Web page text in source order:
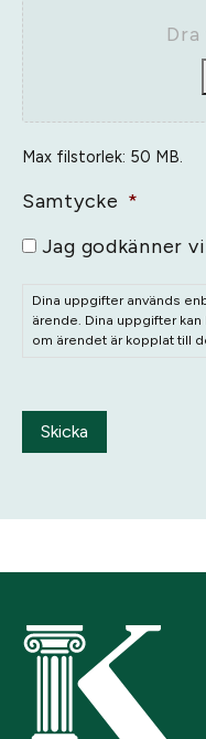
Max filstorlek: 50 MB.
Samtycke *
Jag godkänner
Dina uppgifter används
ärende. Dina uppgifter
om ärendet är kopplat till
Skicka